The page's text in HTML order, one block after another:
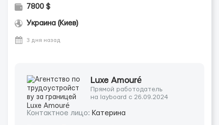
7800 $
Украина (Киев)
3 дня назад
Luxe Amouré
Прямой работодатель
на layboard с 26.09.2024
Контактное лицо: Катерина